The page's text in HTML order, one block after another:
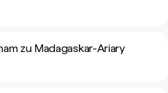
zu Madagaskar-Ariary